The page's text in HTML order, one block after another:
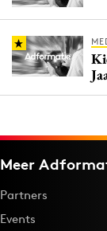
Meer
Partners
Events